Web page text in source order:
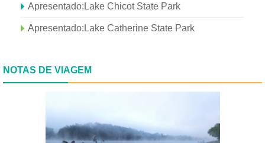
Apresentado:Lake Chicot State Park
Apresentado:Lake Catherine State Park
NOTAS DE VIAGEM